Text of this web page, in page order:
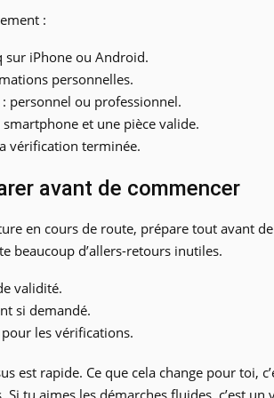
:
sur iPhone ou Android.
personnelles.
: personnel ou professionnel.
et une pièce valide.
vérification terminée.
avant de commencer
en cours de route, prépare tout avant
beaucoup d’allers-retours inutiles.
validité.
si demandé.
les vérifications.
est rapide. Ce que cela change pour toi,
tu aimes les démarches fluides, c’est un